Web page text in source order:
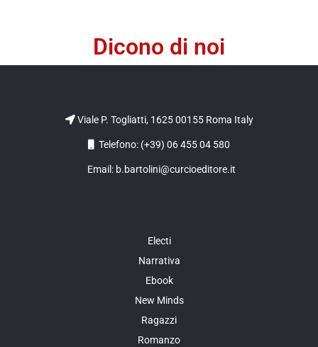
Dicono di noi
Viale P. Togliatti, 1625 00155 Roma Italy
Telefono: (+39) 06 455 04 580
Email: b.bartolini@curcioeditore.it
Electi
Narrativa
Ebook
New Minds
Ragazzi
Romanzo